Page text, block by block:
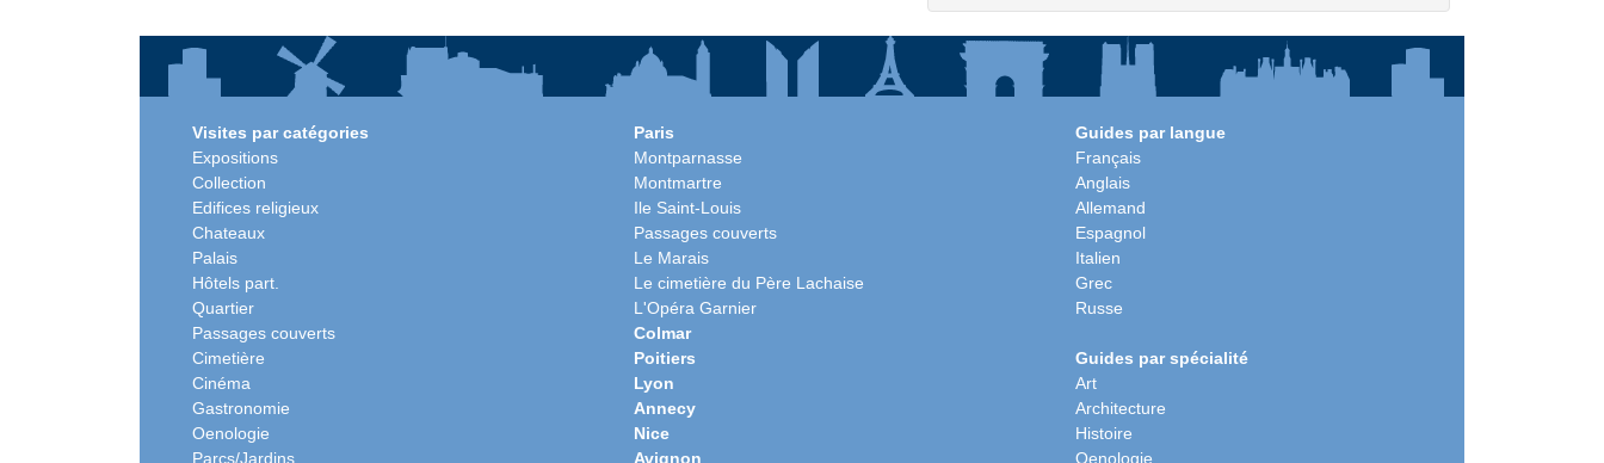
Visites par catégories
Expositions
Collection
Edifices religieux
Chateaux
Palais
Hôtels part.
Quartier
Passages couverts
Cimetière
Cinéma
Gastronomie
Oenologie
Parcs/Jardins
Paris
Montparnasse
Montmartre
Ile Saint-Louis
Passages couverts
Le Marais
Le cimetière du Père Lachaise
L'Opéra Garnier
Colmar
Poitiers
Lyon
Annecy
Nice
Avignon
Guides par langue
Français
Anglais
Allemand
Espagnol
Italien
Grec
Russe
Guides par spécialité
Art
Architecture
Histoire
Oenologie